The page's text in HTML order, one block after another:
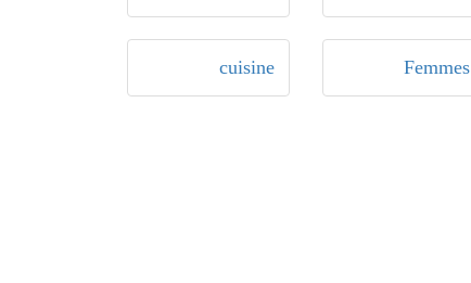
Femmes
cuisine